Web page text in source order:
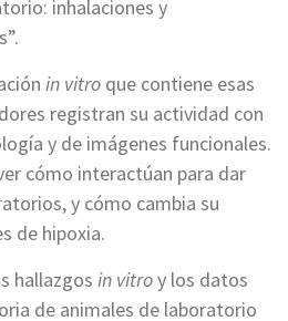
inhalaciones y
in vitro que contiene esas
registran su actividad con
y de imágenes funcionales.
cómo interactúan para dar
y cómo cambia su
de hipoxia.
hallazgos in vitroy los datos
de animales de laboratorio